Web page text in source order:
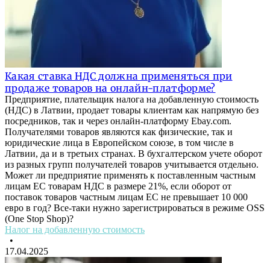
Какая ставка НДС должна применяться при
продаже товаров на онлайн-платформе?
Предприятие, плательщик налога на добавленную стоимость
(НДС) в Латвии, продает товары клиентам как напрямую без
посредников, так и через онлайн-платформу Ebay.com.
Получателями товаров являются как физические, так и
юридические лица в Европейском союзе, в том числе в
Латвии, да и в третьих странах. В бухгалтерском учете оборот
из разных групп получателей товаров учитывается отдельно.
Может ли предприятие применять к поставленным частным
лицам ЕС товарам НДС в размере 21%, если оборот от
поставок товаров частным лицам ЕС не превышает 10 000
евро в год? Все-таки нужно зарегистрироваться в режиме OSS
(One Stop Shop)?
Налог на добавленную стоимость
•
17.04.2025